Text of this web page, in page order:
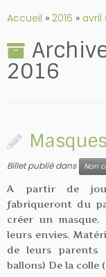
auAccueil » 2016 » avril
2016
Billet publié dans Non
A partir de
fabriqueront du
créer un
leurs envies.
de leurs
ballons) De la colle